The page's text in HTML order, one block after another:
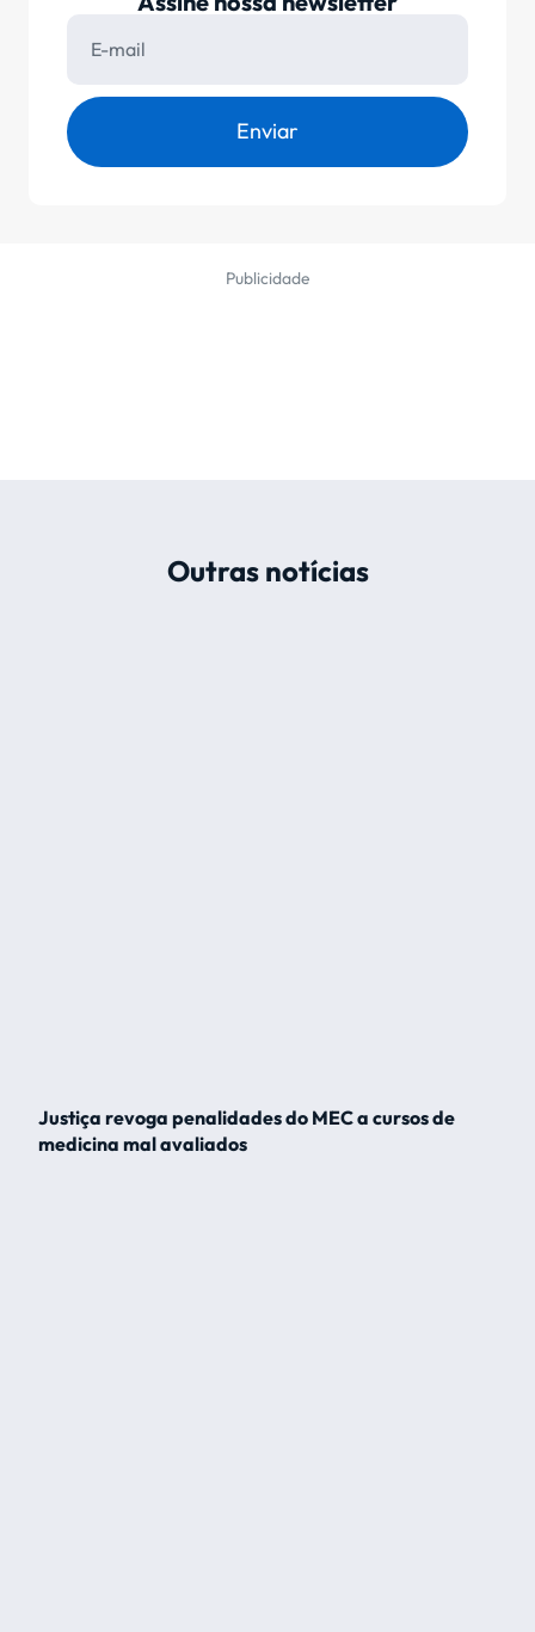
Enviar
Publicidade
Outras notícias
Justiça revoga penalidades do MEC a cursos de
medicina mal avaliados